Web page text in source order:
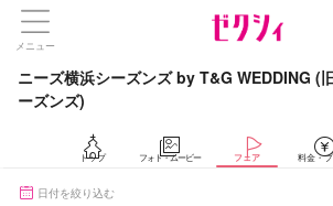
メニュー
ニーズ横浜シーズンズ by T&G WEDDING (
ーズンズ)
トップ フォト・ムービー フェア 料金・
日付を絞り込む